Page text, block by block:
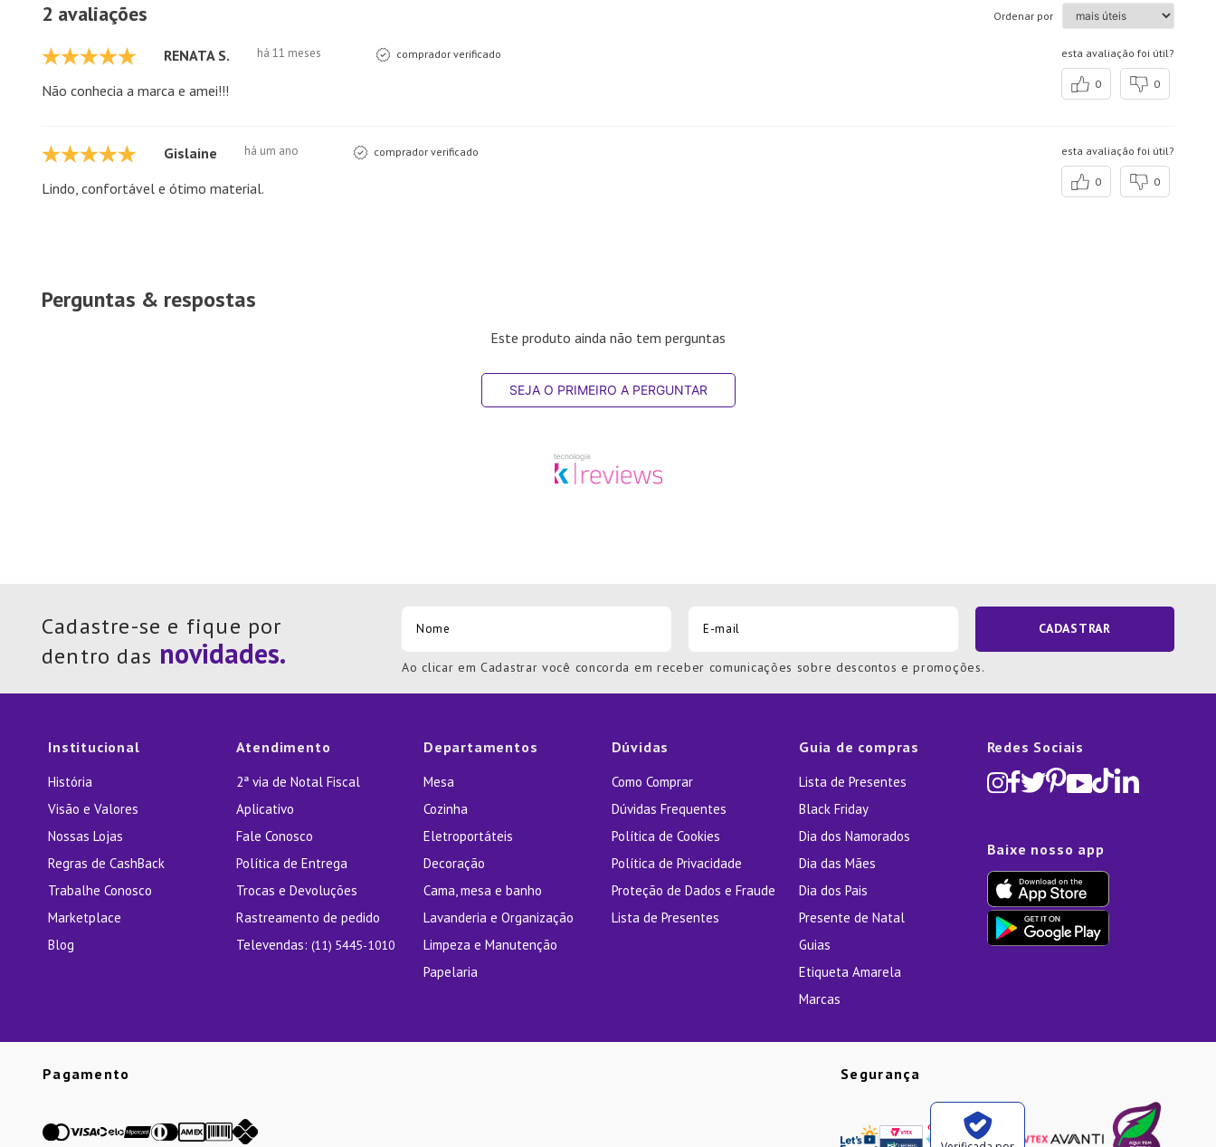
2 avaliações Ordenar por
RENATA S. há 11 meses comprador verificado
Não conhecia a marca e amei!!!
esta avaliação foi útil?
0 0
Gislaine há um ano comprador verificado
Lindo, confortável e ótimo material.
esta avaliação foi útil?
0 0
Perguntas & respostas
Este produto ainda não tem perguntas
SEJA O PRIMEIRO A PERGUNTAR
Cadastre-se e fique por
dentro das
CADASTRAR
Ao clicar em Cadastrar você concorda em receber comunicações sobre descontos e promoções.
Institucional
História
Visão e Valores
Nossas Lojas
Regras de CashBack
Trabalhe Conosco
Marketplace
Blog
Atendimento
2ª via de Notal Fiscal
Aplicativo
Fale Conosco
Política de Entrega
Trocas e Devoluções
Rastreamento de pedido
Televendas: (11) 5445-1010
Departamentos
Mesa
Cozinha
Eletroportáteis
Decoração
Cama, mesa e banho
Lavanderia e Organização
Limpeza e Manutenção
Papelaria
Dúvidas
Como Comprar
Dúvidas Frequentes
Política de Cookies
Política de Privacidade
Proteção de Dados e Fraude
Lista de Presentes
Guia de compras
Lista de Presentes
Black Friday
Dia dos Namorados
Dia das Mães
Dia dos Pais
Presente de Natal
Guias
Etiqueta Amarela
Marcas
Redes Sociais
Baixe nosso app
Pagamento Segurança